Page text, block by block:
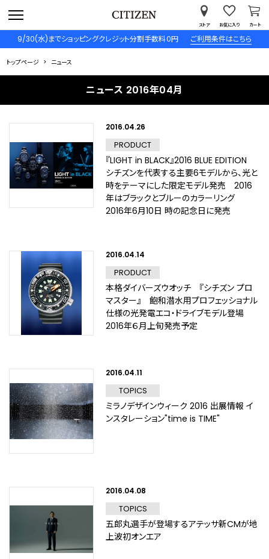
9/30(水)までショッピングクレジット分割手数料０円 ご利用条件はこちら
ストア お気に入り カート
トップページ ニュース
ニュース 2016年04月
2016.04.26
PRODUCT
『LIGHT in BLACK』2016 BLUE EDITION
シチズンを代表する主要6モデルから、光と
時をテーマにした限定モデル発売 2016
年はブラックとブルーのカラーリング
2016年6月10日 時の記念日に発売
2016.04.14
PRODUCT
本格ダイバーズウオッチ 『シチズン プロ
マスター』 飽和潜水用プロフェッショナル
仕様の光発電エコ・ドライブモデル登場
2016年６月上旬発売予定
2016.04.11
TOPICS
ミラノデザインウィーク 2016 出展情報 イ
ンスタレーション"time is TIME"
2016.04.08
TOPICS
五郎丸選手が登場するアテッサ新CMが地
上波初オンエア